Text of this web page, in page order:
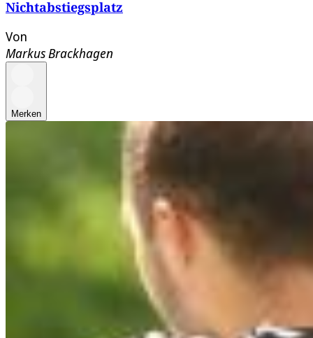
Nichtabstiegsplatz
Von
Markus Brackhagen
Merken